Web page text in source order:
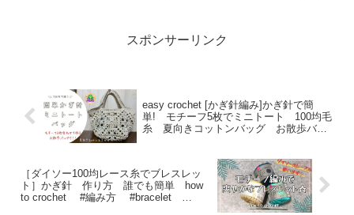
スポンサーリンク
easy crochet [かぎ針編み]かぎ針で簡
単! モチーフ5枚でミニトート 100均毛
糸 夏向きコットンバッグ お散歩バッ
［ダイソー100均レース糸でブレスレッ
ト］かぎ針 作り方 誰でも簡単 how
to crochet #編み方 #bracelet